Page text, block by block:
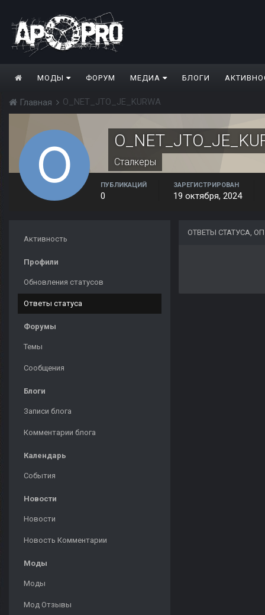
МОДЫ ФОРУМ МЕДИА БЛОГИ
Главная O_NET_JTO_JE_KURWA
Сталкеры
ПУБЛИКАЦИЙ
0
ЗАРЕГИСТРИРОВАН
19 октября, 2024
Активность
Профили
Обновления статусов
Ответы статуса
Форумы
Темы
Сообщения
Блоги
Записи блога
Комментарии блога
Календарь
События
Новости
Новости
Новость Комментарии
Моды
Моды
Мод Отзывы
ОТВЕТЫ СТАТУСА,